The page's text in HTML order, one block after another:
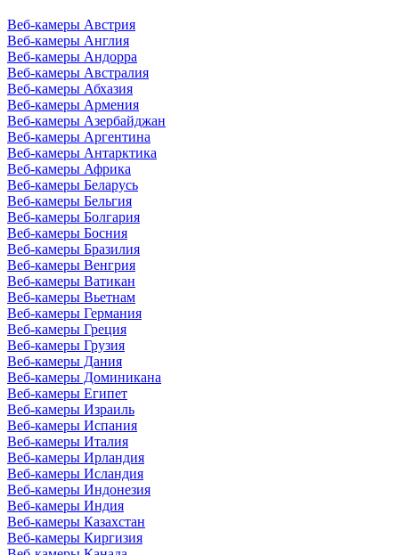
Веб-камеры Австрия
Веб-камеры Англия
Веб-камеры Андорра
Веб-камеры Австралия
Веб-камеры Абхазия
Веб-камеры Армения
Веб-камеры Азербайджан
Веб-камеры Аргентина
Веб-камеры Антарктика
Веб-камеры Африка
Веб-камеры Беларусь
Веб-камеры Бельгия
Веб-камеры Болгария
Веб-камеры Босния
Веб-камеры Бразилия
Веб-камеры Венгрия
Веб-камеры Ватикан
Веб-камеры Вьетнам
Веб-камеры Германия
Веб-камеры Греция
Веб-камеры Грузия
Веб-камеры Дания
Веб-камеры Доминикана
Веб-камеры Египет
Веб-камеры Израиль
Веб-камеры Испания
Веб-камеры Италия
Веб-камеры Ирландия
Веб-камеры Исландия
Веб-камеры Индонезия
Веб-камеры Индия
Веб-камеры Казахстан
Веб-камеры Киргизия